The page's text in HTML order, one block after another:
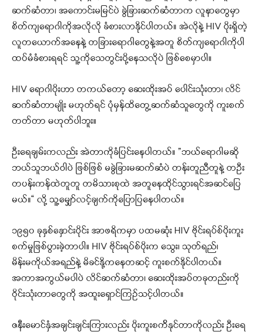
ဆက်ဆံတာ၊ အကောင်းမမြင်ပဲ ခွဲခြားဆက်ဆံတာက လူနာတွေမှာ
စိတ်ကျရောဂါကိုအလိုလို ခံစားလာနိုင်ပါတယ်။ အဲလိုနဲ့ HIV ပိုးရှိတဲ့
လူတယောက်အနေနဲ့ တခြားရောဂါတွေနဲ့အတူ စိတ်ကျရောဂါကိုပါ
ထပ်မံခံစားရရင် သူ့ကိုသေတွင်းပို့နေသလိုပဲ ဖြစ်စေမှာပါ။
HIV ရောဂါပိုးဟာ တကယ်တော့ ဆေးထိုးအပ် ပေါင်းသုံးတာ၊ လိင်
ဆက်ဆံတာမျိုး မဟုတ်ရင် ပုံမှန်ထိတွေ့ဆက်ဆံသူတွေကို ကူးစက်
တတ်တာ မဟုတ်ပါဘူး။
ဦးရေချမ်းကလည်း အဲတာကိုခံပြင်းနေပါတယ်။ ”ဘယ်ရောဂါမဆို
ဘယ်သူဘယ်ဝါပဲ ဖြစ်ဖြစ် မခွဲခြားမဆက်ဆံပဲ တန်းတူညီတူနဲ့ တဦး
တပန်းကန်ထဲတူတူ တမိသားစုထဲ အတူနေထိုင်သွားရင်အဆင်ပြေ
မယ်။“ လို့ သူ့မျှော်လင့်ချက်ကိုပြောပြနေပါတယ်။
၁၉၅၀ ခုနှစ်နှောင်းပိုင်း အာဖရိကမှာ ပထမဆုံး HIV ဗိုင်းရပ်စ်ပိုးကူး
စက်မှုဖြစ်ပွားခဲ့တာပါ။ HIV ဗိုင်းရပ်စ်ပိုးက သွေး၊ သုတ်ရည်၊
မိန်းမကိုယ်အရည်နဲ့ မိခင်နို့ကနေတဆင့် ကူးစက်နိုင်ပါတယ်။
အကာအကွယ်မပါပဲ လိင်ဆက်ဆံတာ၊ ဆေးထိုးအပ်တခုတည်းကို
ဝိုင်းသုံးတာတွေကို အထူးရှောင်ကြဥ်သင့်ပါတယ်။
ဇနီးမောင်နှံအချင်းချင်းကြားလည်း ပိုးကူးစက်ိနုင်တာကိုလည်း ဦးရေ